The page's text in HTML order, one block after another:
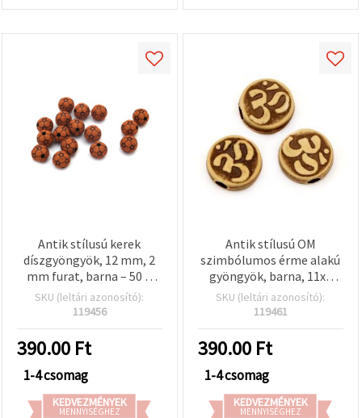
Antik stílusú kerek
díszgyöngyök, 12 mm, 2
mm furat, barna – 50 g
(~46 db)
SKU (leltári azonosító):
119456
390.00 Ft
1-4 csomag
KEDVEZMÉNYEK
MENNYISÉGHEZ
Antik stílusú OM
szimbólumos érme alakú
gyöngyök, barna, 11x5
mm, furat: 2,5 mm – 50 g
(~120 db)
SKU (leltári azonosító):
119461
390.00 Ft
1-4 csomag
KEDVEZMÉNYEK
MENNYISÉGHEZ